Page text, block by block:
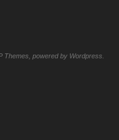
Themes, powered by Wordpress.